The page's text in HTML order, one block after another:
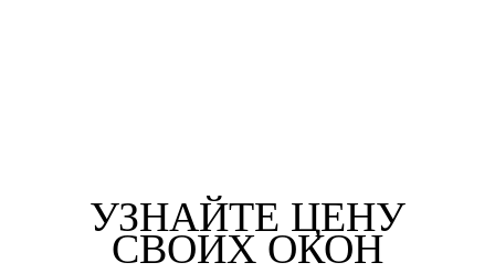
УЗНАЙТЕ ЦЕНУ
СВОИХ ОКОН